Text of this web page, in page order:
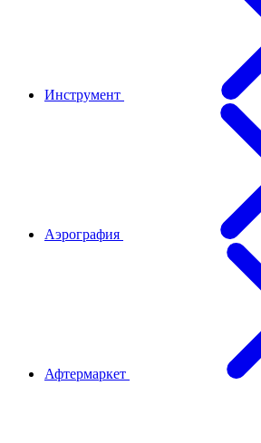
Инструмент
Аэрография
Афтермаркет